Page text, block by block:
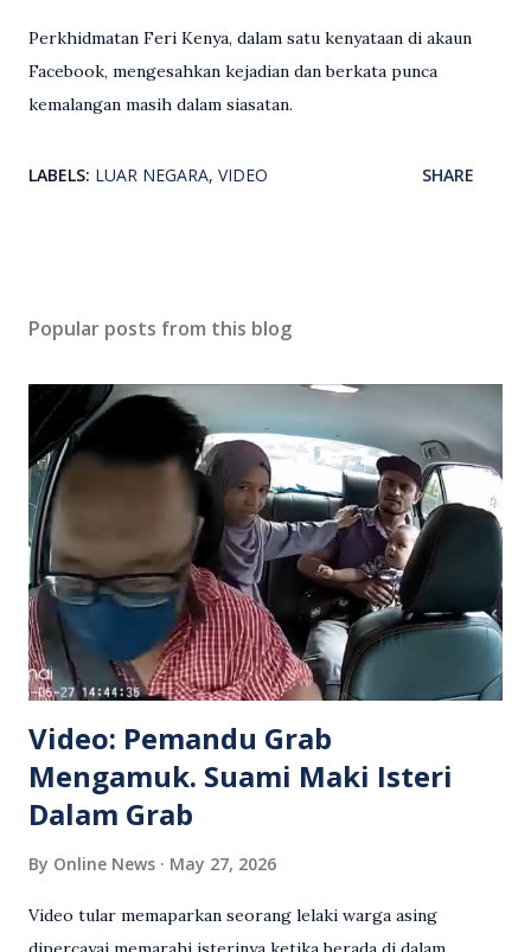
Perkhidmatan Feri Kenya, dalam satu kenyataan di akaun
Facebook, mengesahkan kejadian dan berkata punca
kemalangan masih dalam siasatan.
LABELS: LUAR NEGARA VIDEO SHARE
Popular posts from this blog
Video: Pemandu Grab
Mengamuk. Suami Maki Isteri
Dalam Grab
By Online News May 27, 2026
Video tular memaparkan seorang lelaki warga asing